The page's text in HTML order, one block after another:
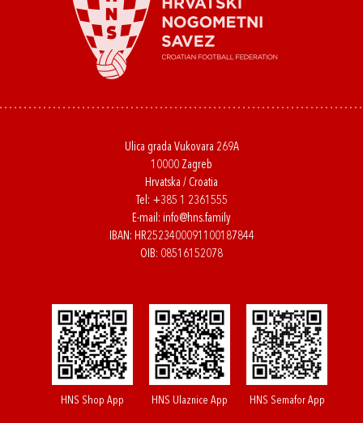
Ulica grada Vukovara 269A
10000 Zagreb
Hrvatska / Croatia
Tel: +385 1 2361555
E-mail: info@hns.family
IBAN: HR2523400091100187844
OIB: 08516152078
HNS Shop App HNS Ulaznice App HNS Semafor App